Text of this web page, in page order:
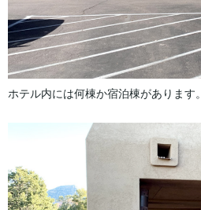
ホテル内には何棟か宿泊棟があります。